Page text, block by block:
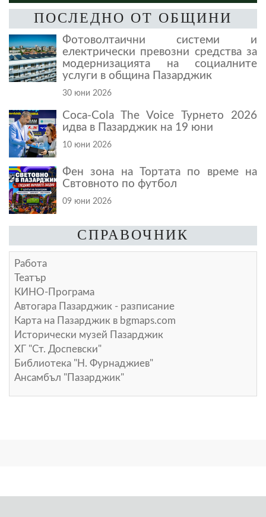
ПОСЛЕДНО ОТ ОБЩИНИ
Фотоволтаични системи и
електрически превозни средства за
модернизацията на социалните
услуги в община Пазарджик
30 юни 2026
Coca-Cola The Voice Турнето 2026
идва в Пазарджик на 19 юни
10 юни 2026
Фен зона на Тортата по време на
Свтовното по футбол
09 юни 2026
СПРАВОЧНИК
Работа
Театър
КИНО-Програма
Автогара Пазарджик - разписание
Карта на Пазарджик в bgmaps.com
Исторически музей Пазарджик
ХГ "Ст. Доспевски"
Библиотека "Н. Фурнаджиев"
Ансамбъл "Пазарджик"